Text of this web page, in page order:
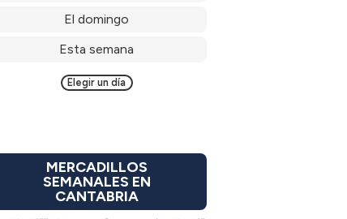
El domingo
Esta semana
Elegir un día
MERCADILLOS
SEMANALES EN
CANTABRIA